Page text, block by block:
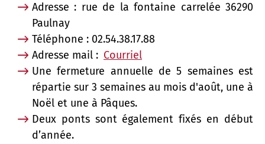
Adresse : rue de la fontaine carrelée 36290
Paulnay
Téléphone : 02.54.38.17.88
Adresse mail : Courriel
Une fermeture annuelle de 5 semaines est
répartie sur 3 semaines au mois d'août, une à
Noël et une à Pâques.
Deux ponts sont également fixés en début
d’année.